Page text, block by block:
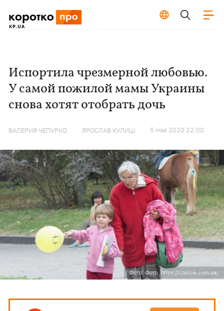
Испортила чрезмерной любовью.
У самой пожилой мамы Украины
снова хотят отобрать дочь
ВАЛЕРИЯ ЧЕПУРКО ЯРОСЛАВ КУЛИШ 5 мая 2020 22:00
Фото: Фото: https://cheline.com.ua/